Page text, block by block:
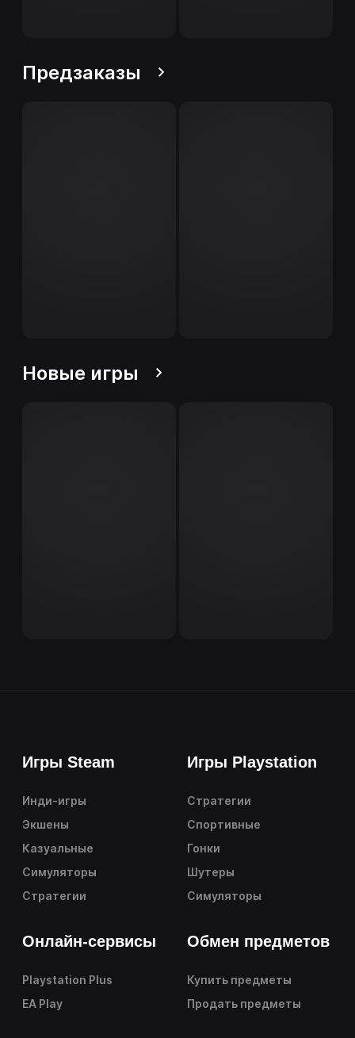
Предзаказы
Новые игры
Игры Steam
Инди-игры
Экшены
Казуальные
Симуляторы
Стратегии
Игры Playstation
Стратегии
Спортивные
Гонки
Шутеры
Симуляторы
Онлайн-сервисы
Playstation Plus
EA Play
Обмен предметов
Купить предметы
Продать предметы